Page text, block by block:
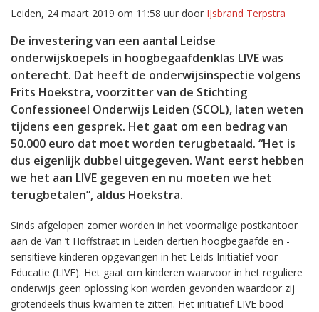
Leiden, 24 maart 2019 om 11:58 uur door IJsbrand Terpstra
De investering van een aantal Leidse
onderwijskoepels in hoogbegaafdenklas LIVE was
onterecht. Dat heeft de onderwijsinspectie volgens
Frits Hoekstra, voorzitter van de Stichting
Confessioneel Onderwijs Leiden (SCOL), laten weten
tijdens een gesprek. Het gaat om een bedrag van
50.000 euro dat moet worden terugbetaald. “Het is
dus eigenlijk dubbel uitgegeven. Want eerst hebben
we het aan LIVE gegeven en nu moeten we het
terugbetalen”, aldus Hoekstra.
Sinds afgelopen zomer worden in het voormalige postkantoor
aan de Van ’t Hoffstraat in Leiden dertien hoogbegaafde en -
sensitieve kinderen opgevangen in het Leids Initiatief voor
Educatie (LIVE). Het gaat om kinderen waarvoor in het reguliere
onderwijs geen oplossing kon worden gevonden waardoor zij
grotendeels thuis kwamen te zitten. Het initiatief LIVE bood